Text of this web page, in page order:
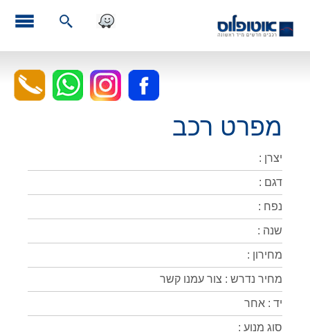
מפרט רכב
יצרן :
דגם :
נפח :
שנה :
מחירון :
מחיר נדרש : צור עמנו קשר
יד : אחר
סוג מנוע :